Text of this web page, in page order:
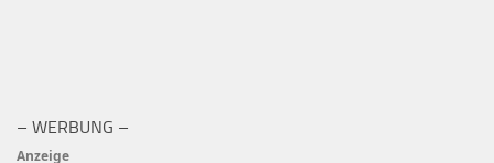
– WERBUNG –
Anzeige